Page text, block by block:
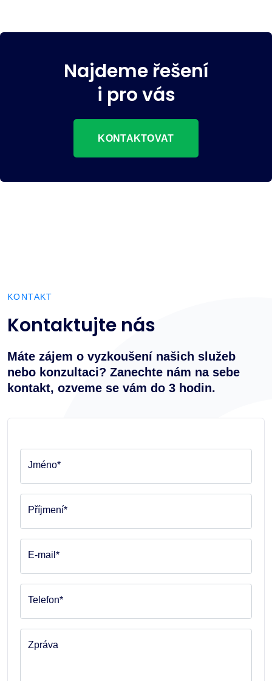
Najdeme řešení
i pro vás
KONTAKTOVAT
KONTAKT
Kontaktujte nás
Máte zájem o vyzkoušení našich služeb
nebo konzultaci? Zanechte nám na sebe
kontakt, ozveme se vám do 3 hodin.
Jméno*
Příjmení*
E-mail*
Telefon*
Zpráva